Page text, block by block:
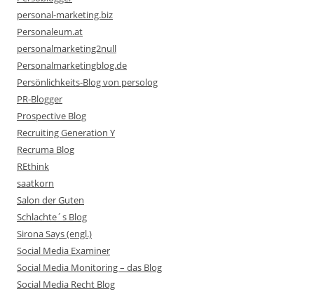
personal-marketing.biz
Personaleum.at
personalmarketing2null
Personalmarketingblog.de
Persönlichkeits-Blog von persolog
PR-Blogger
Prospective Blog
Recruiting Generation Y
Recruma Blog
REthink
saatkorn
Salon der Guten
Schlachte´s Blog
Sirona Says (engl.)
Social Media Examiner
Social Media Monitoring – das Blog
Social Media Recht Blog